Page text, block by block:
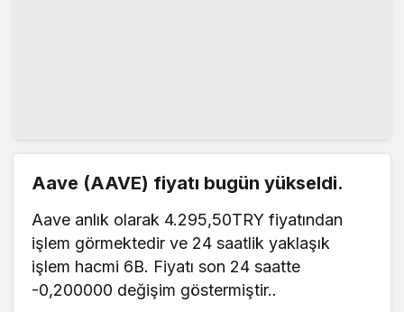
Aave (AAVE) fiyatı bugün yükseldi.
Aave anlık olarak 4.295,50TRY fiyatından
işlem görmektedir ve 24 saatlik yaklaşık
işlem hacmi 6B. Fiyatı son 24 saatte
-0,200000 değişim göstermiştir..